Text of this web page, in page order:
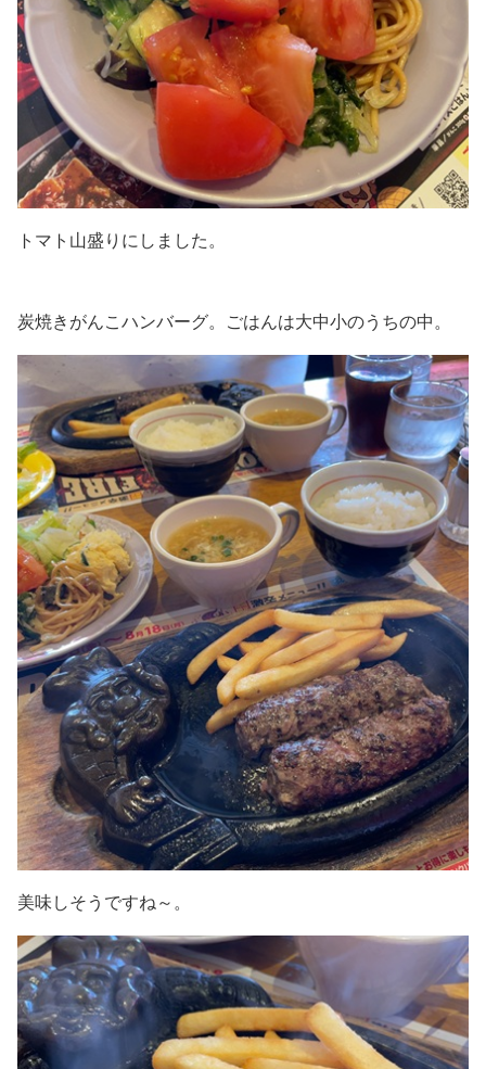
トマト山盛りにしました。
炭焼きがんこハンバーグ。ごはんは大中小のうちの中。
美味しそうですね～。